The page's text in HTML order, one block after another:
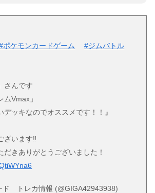
ポケモンカードゲーム
#ジムバトル
さんです
Vmax」
デッキなのでオススメです！！』
ざいます‼︎
だきありがとうございました！
トレカ情報 (@GIGA42943938)